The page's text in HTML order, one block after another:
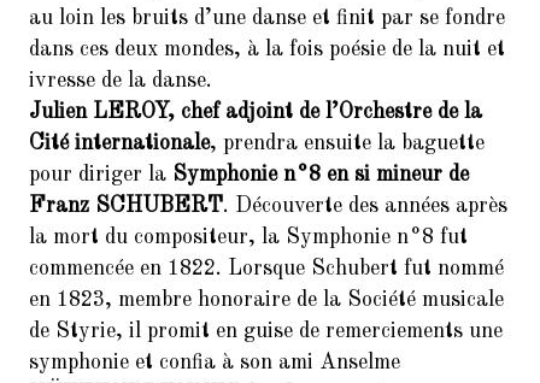
au loin les bruits d’une danse et finit par se fondre
dans ces deux mondes, à la fois poésie de la nuit et
ivresse de la danse.
Julien LEROY, chef adjoint de l’Orchestre de la
Cité internationale, prendra ensuite la baguette
pour diriger la Symphonie n°8 en si mineur de
Franz SCHUBERT. Découverte des années après
la mort du compositeur, la Symphonie n°8 fut
commencée en 1822. Lorsque Schubert fut nommé
en 1823, membre honoraire de la Société musicale
de Styrie, il promit en guise de remerciements une
symphonie et confia à son ami Anselme